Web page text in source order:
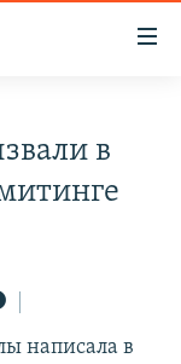
в
написала в